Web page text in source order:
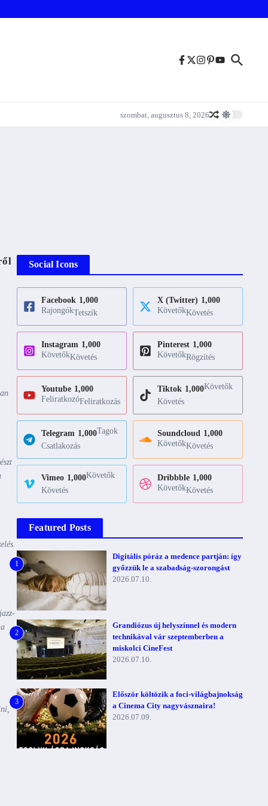
szombat, augusztus 8, 2026
Social Icons
Facebook 1,000
RajongókTetszik
X (Twitter) 1,000
KövetőkKövetés
Instagram 1,000
KövetőkKövetés
Pinterest 1,000
KövetőkRögzítés
Youtube 1,000
FeliratkozóFeliratkozás
Tiktok 1,000Követők
Követés
Telegram 1,000Tagok
Csatlakozás
Soundcloud 1,000
KövetőkKövetés
Vimeo 1,000Követők
Követés
Dribbble 1,000
KövetőkKövetés
Featured Posts
1
Digitális póráz a medence partján: így
győzzük le a szabadság-szorongást
2026.07.10.
2
Grandiózus új helyszínnel és modern
technikával vár szeptemberben a
miskolci CineFest
2026.07.10.
3
Először költözik a foci-világbajnokság
a Cinema City nagyvásznaira!
2026.07.09.